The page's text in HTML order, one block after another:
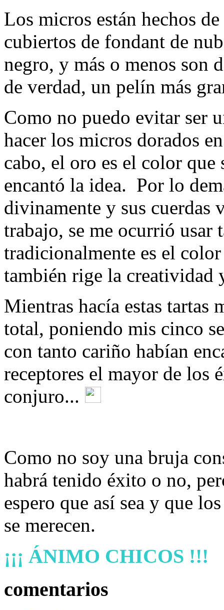
Los micros están hechos
cubiertos de fondant de
negro, y más o menos son
de verdad, un pelín más
Como no puedo evitar ser
hacer los micros dorados
cabo, el oro es el color
encantó la idea. Por lo
divinamente y sus cuerdas
trabajo, se me ocurrió usar
tradicionalmente es el
también rige la creatividad
Mientras hacía estas tartas
total, poniendo mis cinco
con tanto cariño habían
receptores el mayor de
conjuro...
Como no soy una bruja
habrá tenido éxito o no,
espero que así sea y que
se merecen.
¡¡¡ ÁNIMO CHICOS !!!
comentarios